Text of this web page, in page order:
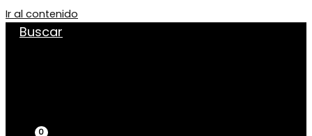
Ir al contenido
Buscar